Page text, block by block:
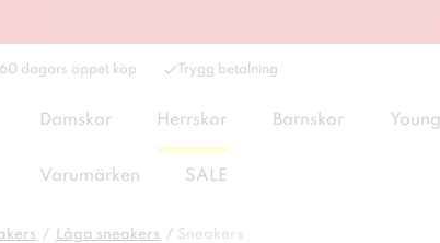
60 dagars öppet köp Trygg betalning
Damskor Herrskor Barnskor Young
Varumärken SALE
Låga sneakers Sneakers